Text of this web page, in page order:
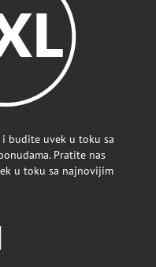
budite uvek u toku sa
Pratite nas
u toku sa najnovijim